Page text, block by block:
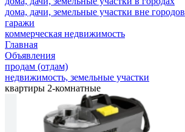
дома, дачи, земельные участки вне городов
гаражи
коммерческая недвижимость
Главная
Объявления
продам (отдам)
недвижимость, земельные участки
квартиры 2-комнатные